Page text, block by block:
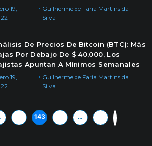
Guilherme de Faria Martins da
Silva
19,
De Precios De Bitcoin (BTC): Más
Por Debajo De $ 40,000, Los
Apuntan A Mínimos Semanales
Guilherme de Faria Martins da
Silva
19,
143 … »